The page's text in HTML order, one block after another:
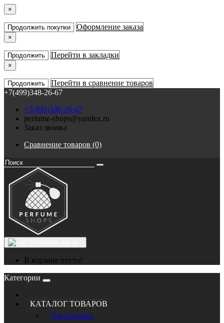
×
Продолжить покупки Оформление заказа
×
Продолжить Перейти в закладки
×
Продолжить
Перейти в сравнение товаров
+7(499)348-26-67
+7(499)348-26-67
perfume-shops@yandex.ru
Заказ звонка
Сравнение товаров (0)
В корзине пусто!
Категории
КАТАЛОГ ТОВАРОВ
Для женщин